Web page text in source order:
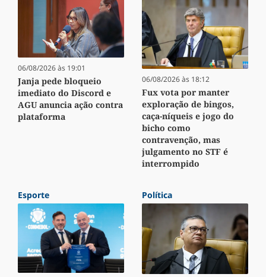
06/08/2026 às 19:01
Janja pede bloqueio
imediato do Discord e
AGU anuncia ação contra
plataforma
06/08/2026 às 18:12
Fux vota por manter
exploração de bingos,
caça-níqueis e jogo do
bicho como
contravenção, mas
julgamento no STF é
interrompido
Esporte Política